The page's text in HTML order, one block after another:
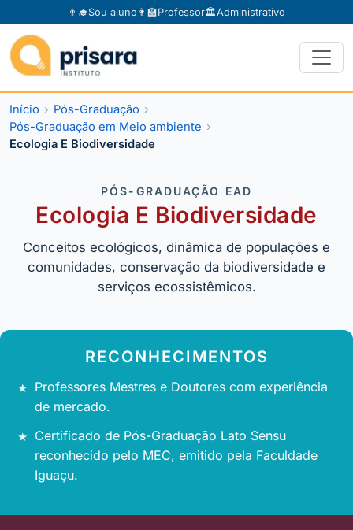
👨‍🎓Sou aluno 👩‍🏫Professor🏛️Administrativo
Início
Pós-Graduação
Pós-Graduação em Meio ambiente
Ecologia E Biodiversidade
PÓS-GRADUAÇÃO EAD
Ecologia E Biodiversidade
Conceitos ecológicos, dinâmica de populações e
comunidades, conservação da biodiversidade e
serviços ecossistêmicos.
RECONHECIMENTOS
Professores Mestres e Doutores com experiência
de mercado.
Certificado de Pós-Graduação Lato Sensu
reconhecido pelo MEC, emitido pela Faculdade
Iguaçu.